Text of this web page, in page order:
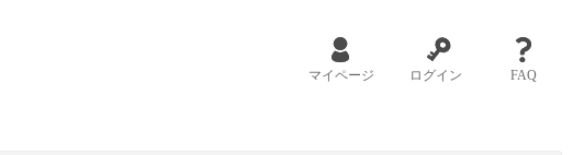
マイページ ログイン FAQ